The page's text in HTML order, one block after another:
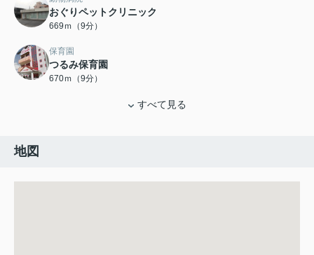
おぐりペットクリニック
669ｍ（9分）
保育園
つるみ保育園
670ｍ（9分）
すべて見る
地図